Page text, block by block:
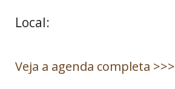
Local:
Veja a agenda completa >>>